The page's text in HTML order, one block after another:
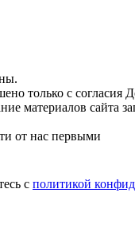
только с согласия
материалов сайта
от нас первыми
с политикой